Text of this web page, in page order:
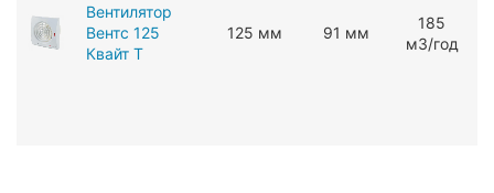
Вентилятор
Вентс 125
Квайт Т
125 мм 91 мм
185
мЗ/год